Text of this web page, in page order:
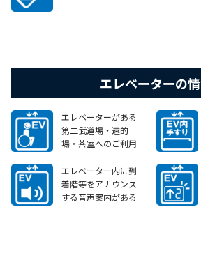
のご利用にはエレベ
ーターがございませ
ん。
エレベーターの
エレベーターがある
第二武道場・遠的
場・茶室へのご利用
ございません。
エレベーター内に到
着階等をアナウンス
する音声案内がある